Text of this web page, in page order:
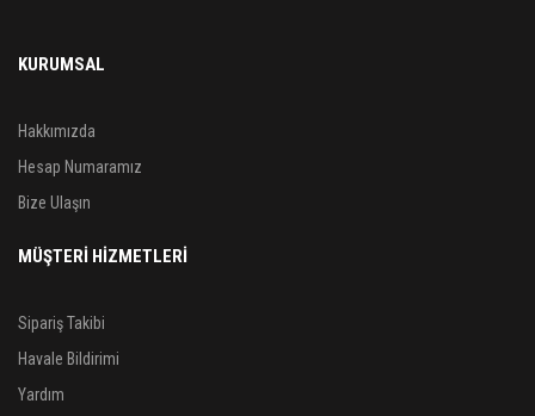
KURUMSAL
Hakkımızda
Hesap Numaramız
Bize Ulaşın
MÜŞTERİ HİZMETLERİ
Sipariş Takibi
Havale Bildirimi
Yardım